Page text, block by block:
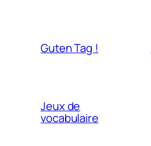
Guten Tag !
Jeux de
vocabulaire